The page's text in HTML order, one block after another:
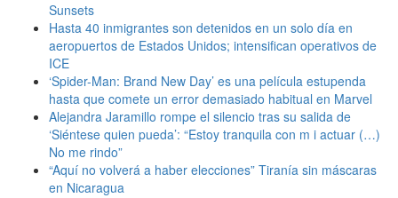
Sunsets
Hasta 40 inmigrantes son detenidos en un solo día en
aeropuertos de Estados Unidos; intensifican operativos de
ICE
‘Spider-Man: Brand New Day’ es una película estupenda
hasta que comete un error demasiado habitual en Marvel
​Alejandra Jaramillo rompe el silencio tras su salida de
‘Siéntese quien pueda’: “Estoy tranquila con m i actuar (…)
No me rindo”
“Aquí no volverá a haber elecciones” Tiranía sin máscaras
en Nicaragua